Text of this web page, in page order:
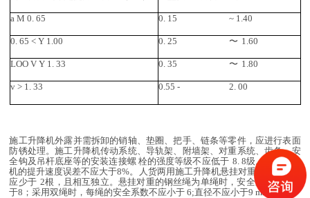
a M 0.65 0. 15 ~ 1.40
0.65 <Y 1.00 0.25 〜 1.60
LOOVY 1.33 0.35 〜 1.80
v> 1.33 0.55- 2.00
施工升降机外露并需拆卸的销轴、垫圈、把手、链条等零件，应进行表面
防锈处理。施工升降机传动系统、导轨架、附墙架、对重系统、齿条、安
全钩及吊杆底座等的安装连接螺 栓的强度等级不应低于 8.8级。施工升降
机的提升速度误差不应大于8%。
人货两用施工升降机悬挂对重的钢丝绳不
应少于 2根，且相互独立。 悬挂对重的钢丝绳为单绳时，安全系数不应小
于8；采用双绳时，每绳的安全系数不应小于 6;直径不应小于9mmD。